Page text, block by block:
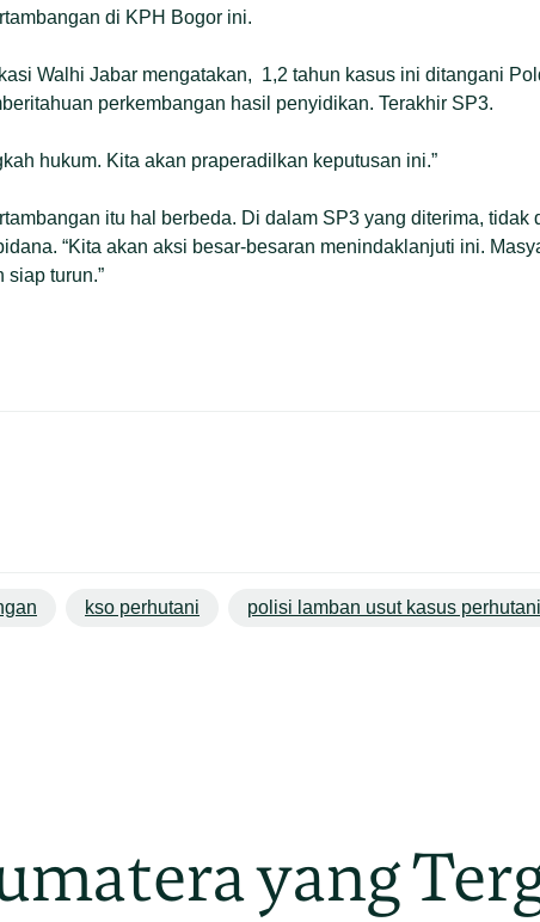
di KPH Bogor ini.
Walhi Jabar mengatakan, 1,2 tahun kasus ini ditangani
perkembangan hasil penyidikan. Terakhir SP3.
hukum. Kita akan praperadilkan keputusan ini.”
itu hal berbeda. Di dalam SP3 yang diterima, tidak
“Kita akan aksi besar-besaran menindaklanjuti ini.
siap turun.”
kso perhutani polisi lamban usut kasus perhutani
yang